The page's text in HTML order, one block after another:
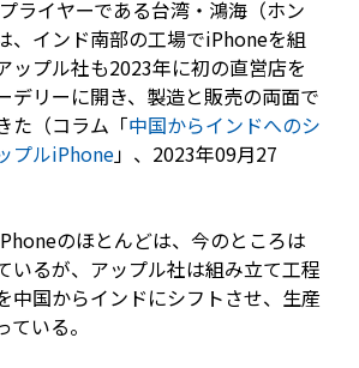
ライヤーである台湾・鴻海（ホン
、インド南部の工場でiPhoneを組
ップル社も2023年に初の直営店を
デリーに開き、製造と販売の両面で
た（コラム「中国からインドへのシ
プルiPhone」、2023年09月27
のほとんどは、今のところは
いるが、アップル社は組み立て工程
中国からインドにシフトさせ、生産
いる。